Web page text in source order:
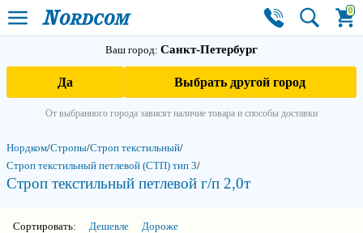
0
Ваш город: Санкт-Петербург
Да Выбрать другой город
От выбранного города зависят наличие товара и способы доставки
Нордком/Стропы/Строп текстильный/
Строп текстильный петлевой (СТП) тип 3/
Строп текстильный петлевой г/п 2,0т
Сортировать: Дешевле Дороже